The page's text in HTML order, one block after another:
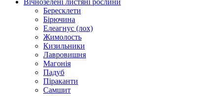
Вічнозелені листяні рослини
Бересклети
Бірючина
Елеагнус (лох)
Жимолость
Кизильники
Лавровишня
Магонія
Падуб
Піраканти
Самшит